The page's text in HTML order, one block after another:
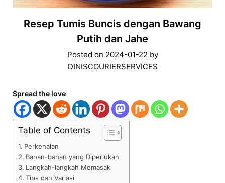
Resep Tumis Buncis dengan Bawang
Putih dan Jahe
Posted on 2024-01-22 by
DINISCOURIERSERVICES
Spread the love
Table of Contents
Perkenalan
Bahan-bahan yang Diperlukan
Langkah-langkah Memasak
Tips dan Variasi